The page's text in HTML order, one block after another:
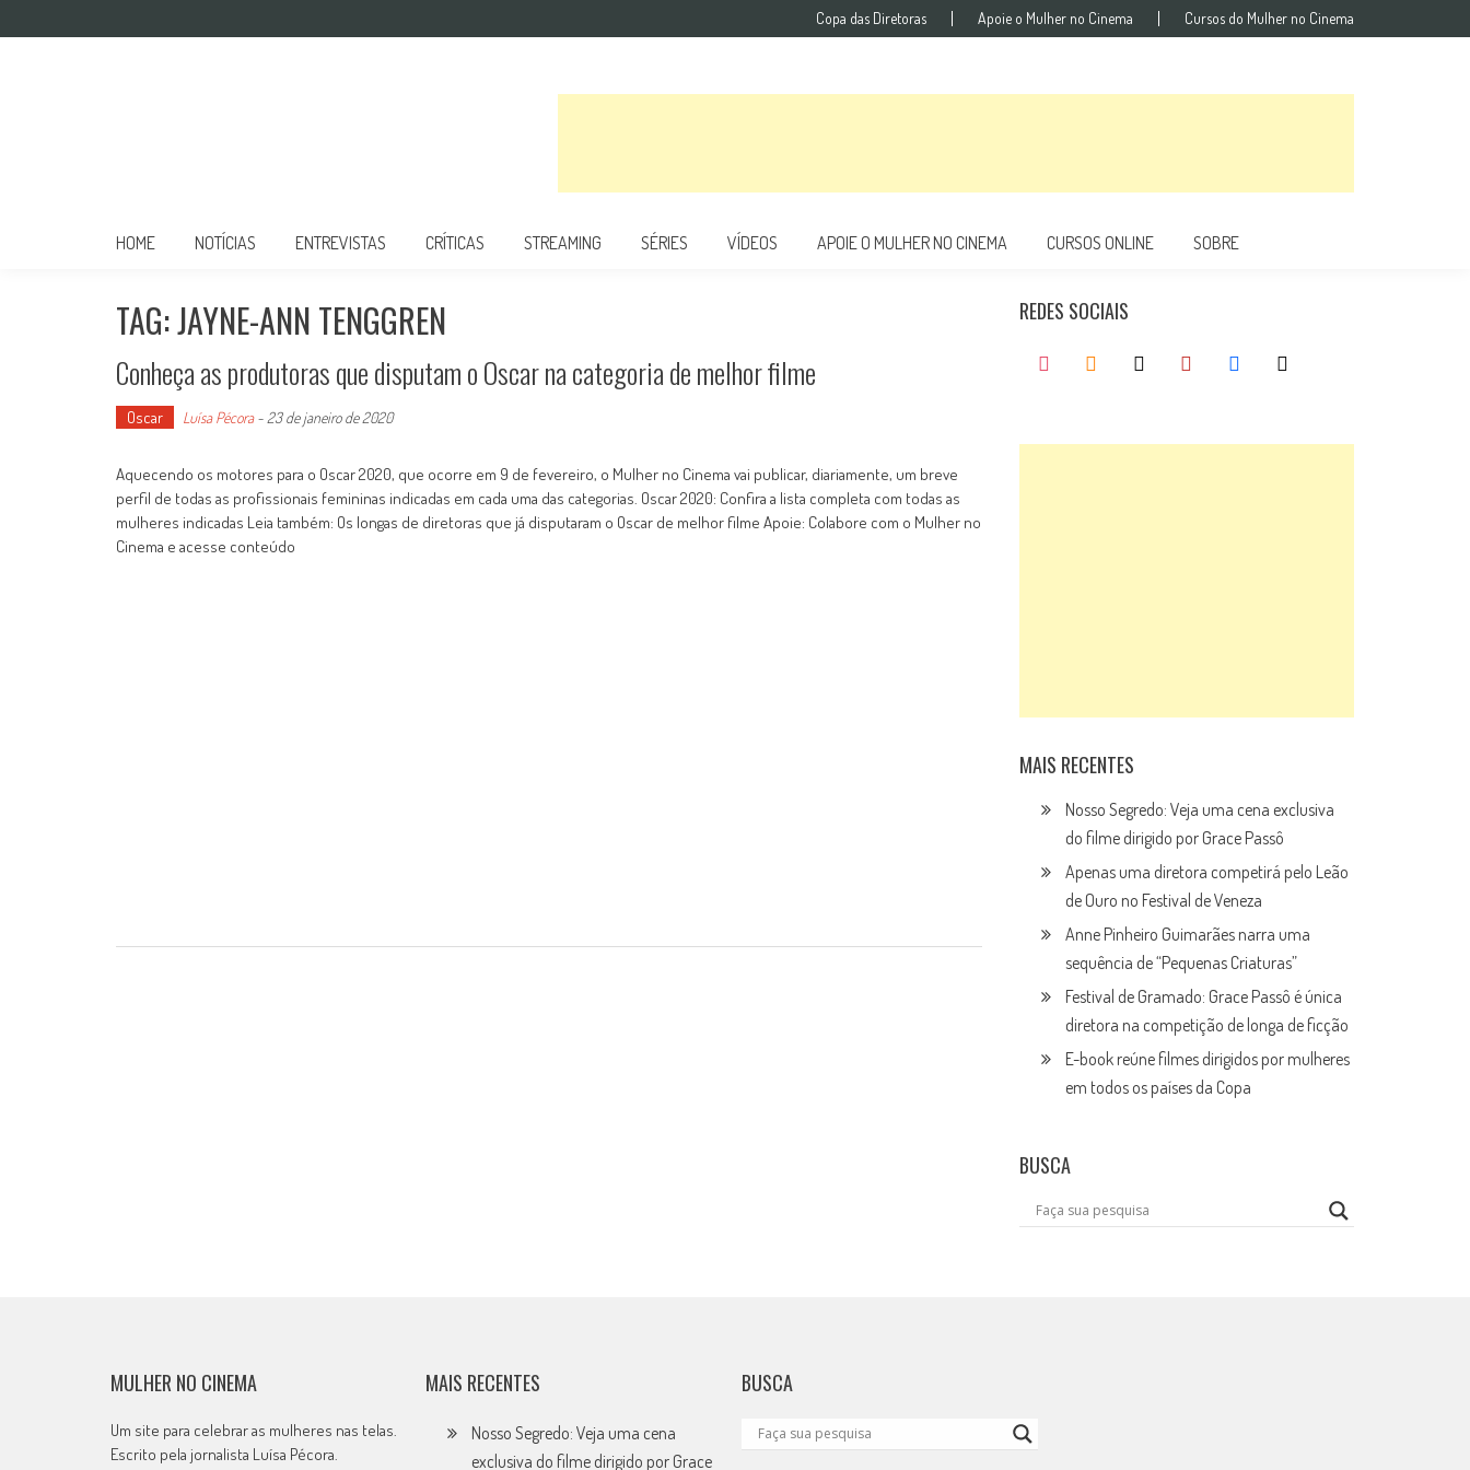
Copa das Diretoras Apoie o Mulher no Cinema Cursos do Mulher no Cinema
HOME NOTÍCIAS ENTREVISTAS CRÍTICAS STREAMING SÉRIES VÍDEOS APOIE O MULHER NO CINEMA CURSOS ONLINE SOBRE
TAG: JAYNE-ANN TENGGREN
Conheça as produtoras que disputam o Oscar na categoria de melhor filme
Oscar Luísa Pécora- 23 de janeiro de 2020
Aquecendo os motores para o Oscar 2020, que ocorre em 9 de fevereiro, o Mulher no Cinema vai publicar, diariamente, um breve
perfil de todas as profissionais femininas indicadas em cada uma das categorias. Oscar 2020: Confira a lista completa com todas as
mulheres indicadas Leia também: Os longas de diretoras que já disputaram o Oscar de melhor filme Apoie: Colabore com o Mulher no
Cinema e acesse conteúdo
REDES SOCIAIS
MAIS RECENTES
Nosso Segredo: Veja uma cena exclusiva
do filme dirigido por Grace Passô
Apenas uma diretora competirá pelo Leão
de Ouro no Festival de Veneza
Anne Pinheiro Guimarães narra uma
sequência de “Pequenas Criaturas”
Festival de Gramado: Grace Passô é única
diretora na competição de longa de ficção
E-book reúne filmes dirigidos por mulheres
em todos os países da Copa
BUSCA
MULHER NO CINEMA
Um site para celebrar as mulheres nas telas.
Escrito pela jornalista Luísa Pécora.
MAIS RECENTES
Nosso Segredo: Veja uma cena
exclusiva do filme dirigido por Grace
BUSCA